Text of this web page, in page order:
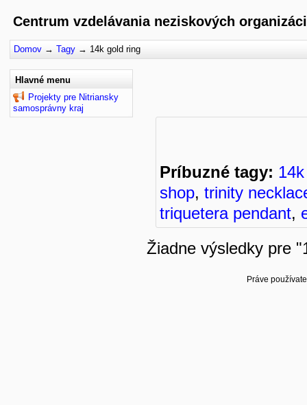
Centrum vzdelávania neziskových
Domov → Tagy → 14k gold ring
Príbuzné tagy:
shop, trinity
triquetera pendant,
Žiadne výsledky pre
Hlavné menu
Projekty pre Nitriansky
samosprávny kraj
Práve